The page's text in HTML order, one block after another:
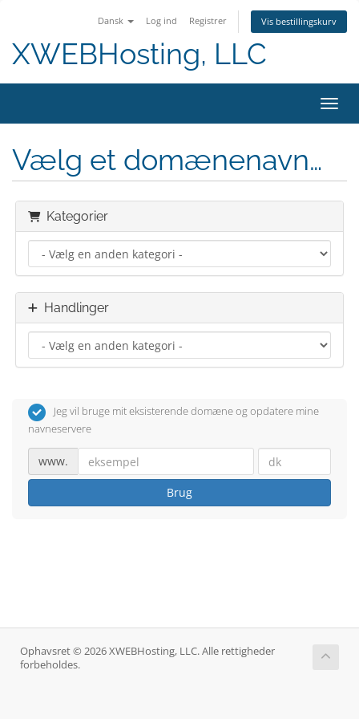
Dansk Log ind Registrer Vis bestillingskurv
XWEBHosting, LLC
Skift
Vælg et domænenavn…
Kategorier
Handlinger
Jeg vil bruge mit eksisterende domæne og opdatere mine
navneservere
www.
Brug
Ophavsret © 2026 XWEBHosting, LLC. Alle rettigheder
forbeholdes.